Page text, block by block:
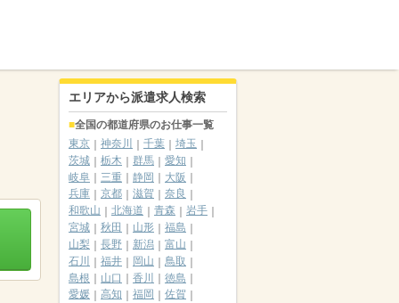
エリアから派遣求人検索
全国の都道府県のお仕事一覧
東京
神奈川 千葉
埼玉
茨城
栃木 群馬
愛知
岐阜
三重 静岡
大阪
兵庫
京都 滋賀
奈良
和歌山
北海道 青森
岩手
宮城
秋田 山形
福島
山梨
長野 新潟
富山
石川
福井 岡山
鳥取
島根
山口 香川
徳島
愛媛
高知 福岡
佐賀